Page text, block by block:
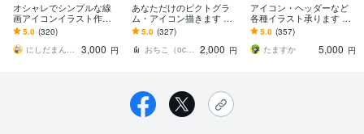
オシャレでシンプルな線
画アイコンイラスト作成
します カラー・小物無
料・修正無制限！各工程
で確認できるから安心◎
5.0 (320)
にしだまんまる
3,000 円
あなただけのピクトグラ
ム・アイコン描きます シ
ンプル〜ポップまで、世
界観に合ったアイコンを
ご提供します。
5.0 (327)
おちこ（ochiko） 2,000 円
アイコン・ヘッダーなど
各種イラスト承ります ポ
ップで目を引くキャラ
絵・似顔絵描きます！
5.0 (357)
たますか
5,000 円